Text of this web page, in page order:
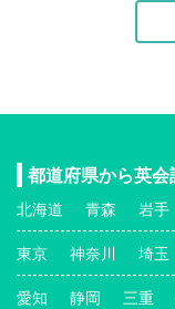
都道府県から英
北海道 青森 岩手
東京 神奈川 埼玉
愛知 静岡 三重